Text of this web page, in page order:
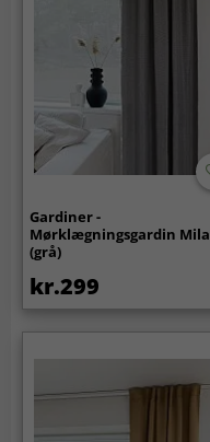
Gardiner -
Mørklægningsgardin Mila
(grå)
kr.299